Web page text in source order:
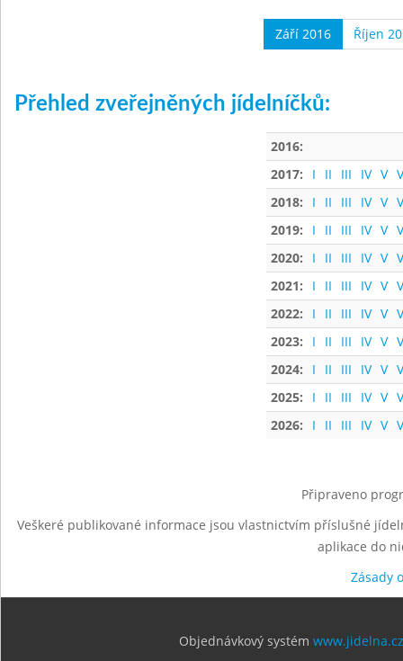
Září 2016 Říjen
Přehled zveřejněných jídelníčků:
2016:
2017:
I II III IV V
2018:
I II III IV V
2019:
I II III IV V
2020:
I II III IV V
2021:
I II III IV V
2022:
I II III IV V
2023:
I II III IV V
2024:
I II III IV V
2025:
I II III IV V
2026:
I II III IV V
Připraveno
Veškeré publikované informace jsou vlastnictvím příslušné
aplikace do
Zásady
Objednávkový systém www.jidelna.cz